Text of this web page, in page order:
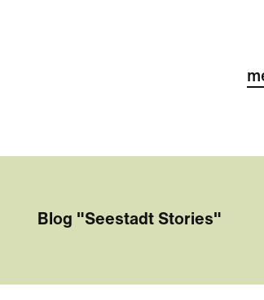
Blog "Seestadt Stories"